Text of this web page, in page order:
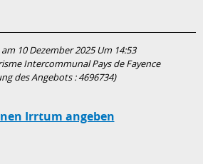
10 Dezember 2025 Um 14:53
Intercommunal Pays de Fayence
des Angebots :4696734)
Irrtum angeben